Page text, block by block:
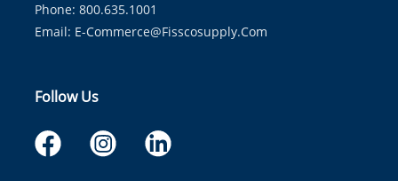
Phone: 800.635.1001
Email: E-Commerce@fisscosupply.com
Follow Us